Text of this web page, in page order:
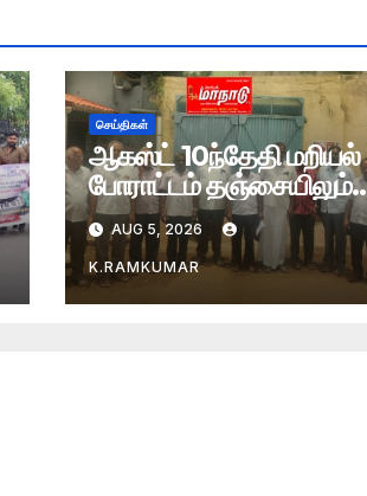
செய்திகள்
ஆகஸ்ட் 10ந்தேதி மறியல்
போராட்டம் தஞ்சையிலும்..
AUG 5, 2026
K.RAMKUMAR